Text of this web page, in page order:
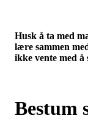
Husk å ta med
lære sammen
ikke vente med å
Bestum